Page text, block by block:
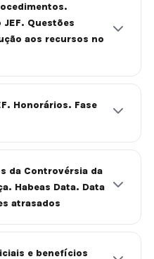
Questões
aos recursos no
Honorários. Fase
da Controvérsia da
Habeas Data. Data
atrasados
e benefícios